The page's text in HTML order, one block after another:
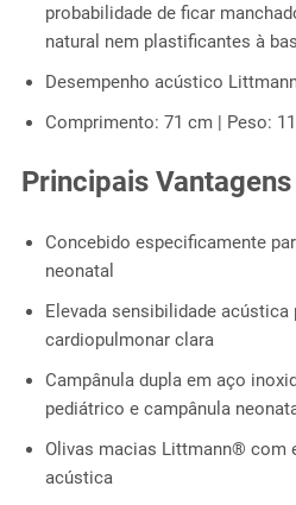
probabilidade de ficar
natural nem plastificantes à
Desempenho acústico
Comprimento: 71 cm | Peso:
Principais Vantagens
Concebido especificamente
neonatal
Elevada sensibilidade acústica
cardiopulmonar clara
Campânula dupla em aço
pediátrico e campânula
Olivas macias Littmann® com
acústica